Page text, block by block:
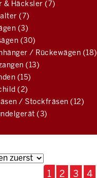
& Häcksler (7)
(7)
(3)
(30)
/ Rückewägen (18)
(13)
(15)
(2)
/ Stockfräsen (12)
(3)
1 2 3 4